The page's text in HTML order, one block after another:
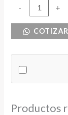
-
TENSOR
+
COTIZAR
Productos